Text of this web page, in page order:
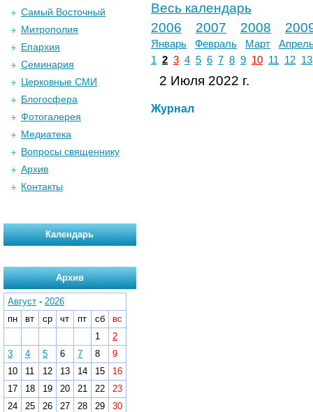
Весь календарь
2006
2007 2008
Январь Февраль Март
1 2 3 4 5 6 7 8 9 10 11 12 13
2 Июля 2022 г.
Журнал
Самый Восточный
Митрополия
Епархия
Семинария
Церковные СМИ
Блогосфера
Фотогалерея
Медиатека
Вопросы священнику
Архив
Контакты
Календарь
Архив
Август - 2026
пн
вт ср чт пт сб
вс
1
2
3
4 5 6 7 8
9
10
11 12 13 14 15
16
17
18 19 20 21 22
23
24
25 26 27 28 29
30